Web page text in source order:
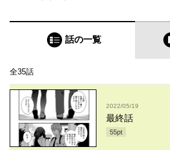
話の一覧
全35話
2022/05/19
最終話
55pt